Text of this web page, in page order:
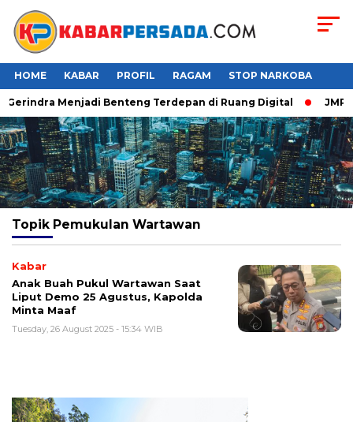
HOME KABAR PROFIL RAGAM STOP NARKOBA
Gerindra Menjadi Benteng Terdepan di Ruang Digital JMP
Topik Pemukulan Wartawan
Kabar
Anak Buah Pukul Wartawan Saat
Liput Demo 25 Agustus, Kapolda
Minta Maaf
Tuesday, 26 August 2025 - 15:34 WIB